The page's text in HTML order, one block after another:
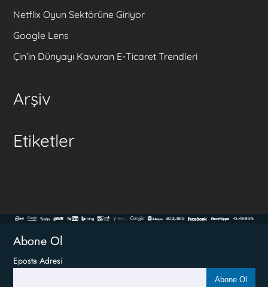
Netflix Oyun Sektörüne Giriyor
Google Lens
Çin’in Dünyayı Kavuran E-Ticaret Trendleri
Arşiv
Etiketler
Abone Ol
Eposta Adresi
Abone Ol